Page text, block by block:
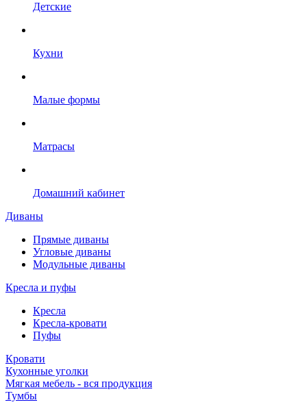
Детские
Кухни
Малые формы
Матрасы
Домашний кабинет
Диваны
Прямые диваны
Угловые диваны
Модульные диваны
Кресла и пуфы
Кресла
Кресла-кровати
Пуфы
Кровати
Кухонные уголки
Мягкая мебель - вся продукция
Тумбы